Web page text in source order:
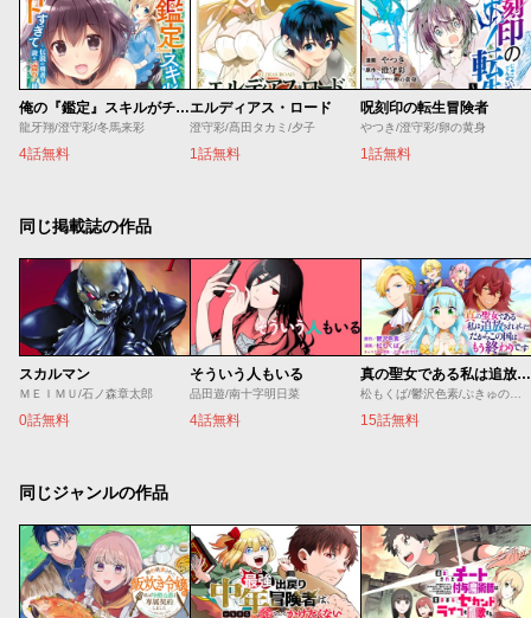
俺の『鑑定』スキルがチートすぎて
龍牙翔/澄守彩/冬馬来彩
4話無料
エルディアス・ロード
澄守彩/髙田タカミ/夕子
1話無料
呪刻印の転生冒険者
やつき/澄守彩/卵の黄身
1話無料
同じ掲載誌の作品
スカルマン
ＭＥＩＭＵ/石ノ森章太郎
0話無料
そういう人もいる
品田遊/南十字明日菜
4話無料
真の聖女である私は追放されました。だからこの国はもう終わりです
15話無料
同じジャンルの作品